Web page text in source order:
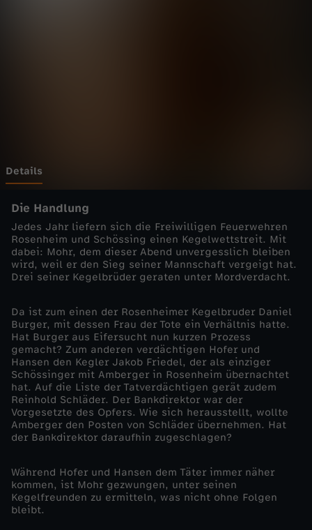
-
C
o
p
s
-
E
i
n
e
n
Details
Die Handlung
Jedes Jahr liefern sich die Freiwilligen Feuerwehren
Rosenheim und Schössing einen Kegelwettstreit. Mit
dabei: Mohr, dem dieser Abend unvergesslich bleiben
wird, weil er den Sieg seiner Mannschaft vergeigt hat.
Drei seiner Kegelbrüder geraten unter Mordverdacht.
Da ist zum einen der Rosenheimer Kegelbruder Daniel
Burger, mit dessen Frau der Tote ein Verhältnis hatte.
Hat Burger aus Eifersucht nun kurzen Prozess
gemacht? Zum anderen verdächtigen Hofer und
Hansen den Kegler Jakob Friedel, der als einziger
Schössinger mit Amberger in Rosenheim übernachtet
hat. Auf die Liste der Tatverdächtigen gerät zudem
Reinhold Schläder. Der Bankdirektor war der
Vorgesetzte des Opfers. Wie sich herausstellt, wollte
Amberger den Posten von Schläder übernehmen. Hat
der Bankdirektor daraufhin zugeschlagen?
Während Hofer und Hansen dem Täter immer näher
kommen, ist Mohr gezwungen, unter seinen
Kegelfreunden zu ermitteln, was nicht ohne Folgen
bleibt.